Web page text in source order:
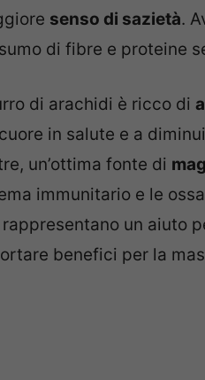
senso di sazietà.
di fibre e proteine
di arachidi è ricco di
in salute e a
un’ottima fonte di
immunitario e le
un aiuto
benefici per la